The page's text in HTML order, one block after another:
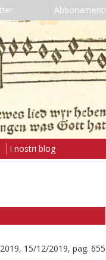
Abbonamenti
I nostri blog
15/12/2019, pag. 655